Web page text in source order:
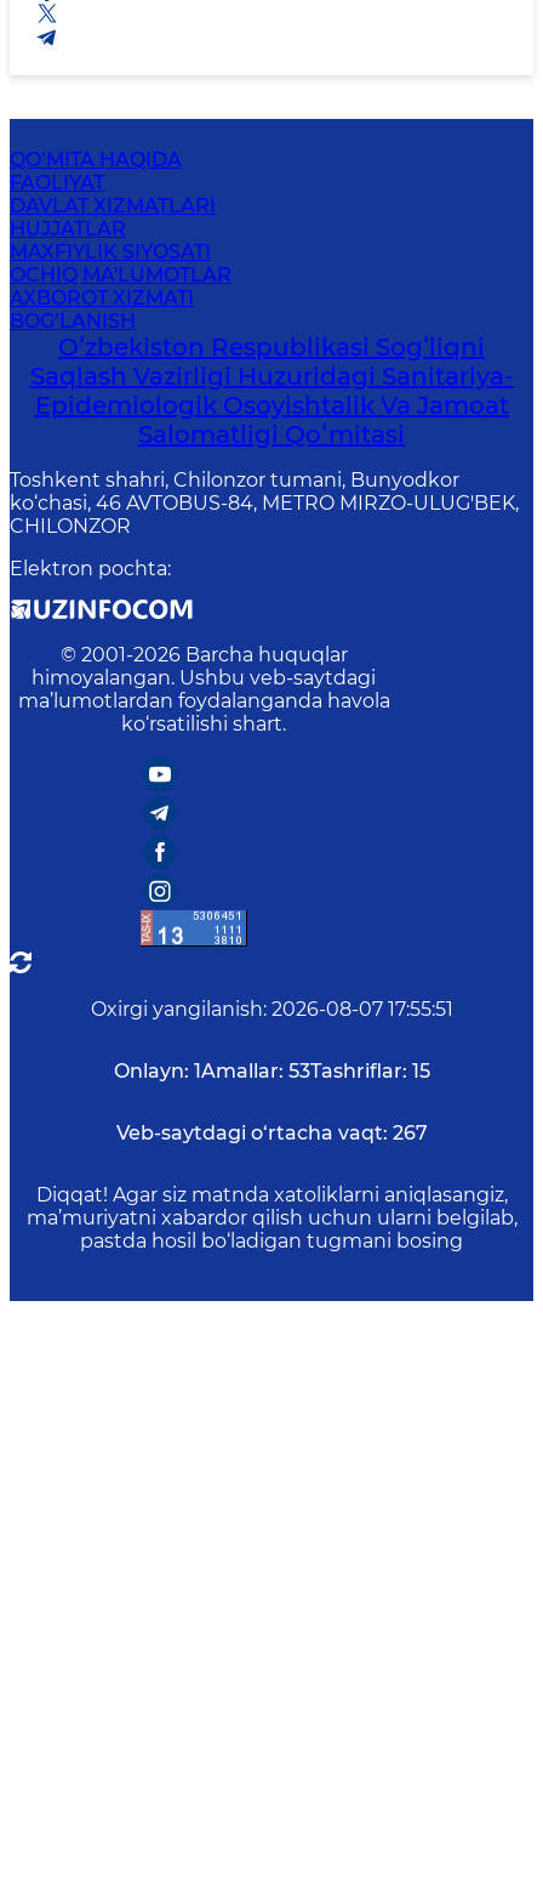
QO‘MITA HAQIDA
FAOLIYAT
DAVLAT XIZMATLARI
HUJJATLAR
MAXFIYLIK SIYOSATI
OCHIQ MA'LUMOTLAR
AXBOROT XIZMATI
BOG‘LANISH
Oʻzbekiston Respublikasi Sogʻliqni
Saqlash Vazirligi Huzuridagi Sanitariya-
Epidemiologik Osoyishtalik Va Jamoat
Salomatligi Qoʻmitasi
Toshkent shahri, Chilonzor tumani, Bunyodkor
ko‘chasi, 46 AVTOBUS-84, METRO MIRZO-ULUG'BEK,
CHILONZOR
Elektron pochta:
© 2001-2026 Barcha huquqlar
himoyalangan. Ushbu veb-saytdagi
ma’lumotlardan foydalanganda havola
ko‘rsatilishi shart.
Oxirgi yangilanish: 2026-08-07 17:55:51
Onlayn: 1Amallar: 53Tashriflar: 15
Veb-saytdagi o‘rtacha vaqt: 267
Diqqat! Agar siz matnda xatoliklarni aniqlasangiz,
ma’muriyatni xabardor qilish uchun ularni belgilab,
pastda hosil bo‘ladigan tugmani bosing